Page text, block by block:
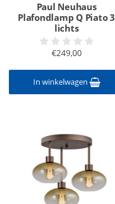
Paul Neuhaus
Plafondlamp Q Piato 3
lichts
€249,00
In winkelwagen